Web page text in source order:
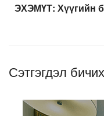
ЭХЭМҮТ: Хүүгийн
Сэтгэгдэл бичих